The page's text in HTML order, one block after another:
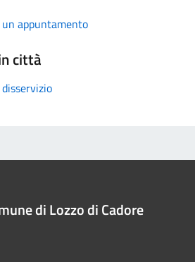
appuntamento
città
di Lozzo di Cadore